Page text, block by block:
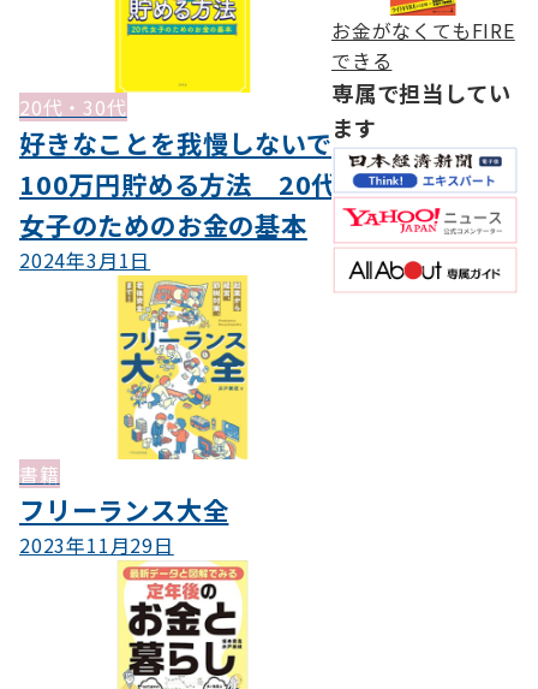
20代・30代
好きなことを我慢しないで
100万円貯める方法 20代
女子のためのお金の基本
2024年3月1日
書籍
フリーランス大全
2023年11月29日
お金がなくてもFIRE
できる
専属で担当してい
ます